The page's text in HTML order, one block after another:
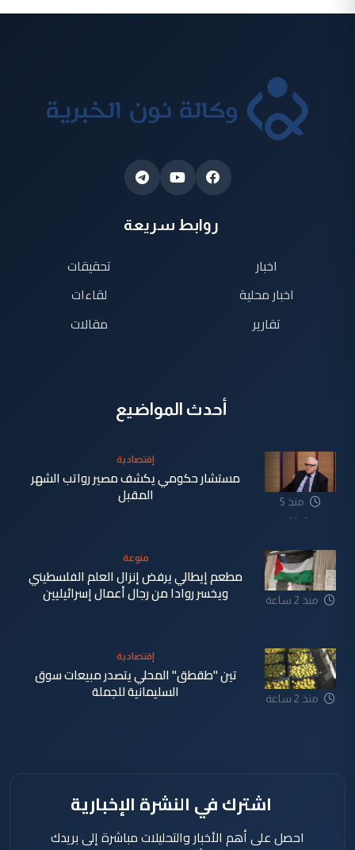
روابط سريعة
اخبار
اخبار محلية
تقارير
تحقيقات
لقاءات
مقالات
أحدث المواضيع
منذ 5
دقيقة
إقتصادية
مستشار حكومي يكشف مصير رواتب الشهر
المقبل
منذ 2 ساعة
منوعة
مطعم إيطالي يرفض إنزال العلم الفلسطيني
ويخسر روادا من رجال أعمال إسرائيليين
منذ 2 ساعة
إقتصادية
تين "طقطق" المحلي يتصدر مبيعات سوق
السليمانية للجملة
اشترك في النشرة الإخبارية
احصل على أهم الأخبار والتحليلات مباشرة إلى بريدك